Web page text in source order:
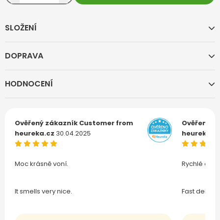
SLOŽENÍ
DOPRAVA
HODNOCENÍ
Ověřený zákazník Customer from
heureka.cz 30.04.2025
Moc krásně voní.
It smells very nice.
Ověřený
Rychlé
Fast